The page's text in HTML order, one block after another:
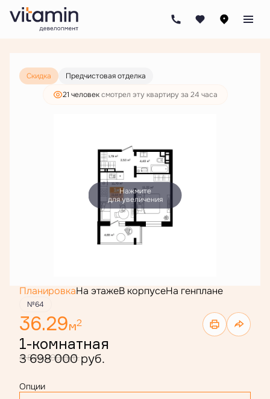
1-комнатная
3 698 000 руб.
от 17 715 руб./мес.
Скидка
Предчистовая отделка
21 человексмотрел эту квартиру за 24 часа
Нажмите
для увеличения
ПланировкаНа этажеВ корпусеНа генплане
№64
36.29м2
1-комнатная
4 833 000 руб.
3 698 000 руб.
Опции